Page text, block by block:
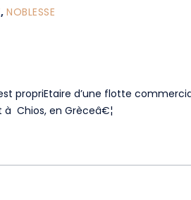
,NOBLESSE
propriEtaire d’une flotte
à Chios, en Grèceâ€¦